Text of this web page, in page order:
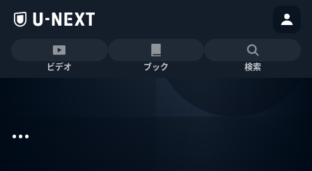
ビデオ ブック 検索
...